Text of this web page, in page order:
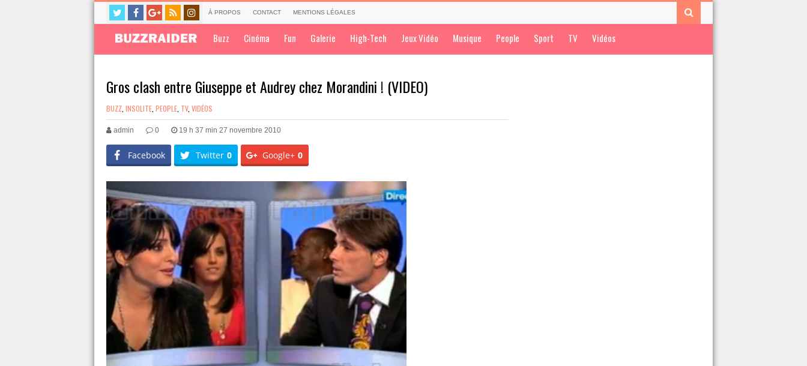
À PROPOS CONTACT MENTIONS LÉGALES
Buzz Cinéma Fun Galerie High-Tech Jeux Vidéo Musique People Sport TV Vidéos
Gros clash entre Giuseppe et Audrey chez Morandini ! (VIDEO)
BUZZ INSOLITE PEOPLE TV, VIDÉOS
admin 0 19 h 37 min 27 novembre 2010
Facebook Twitter 0 Google+ 0